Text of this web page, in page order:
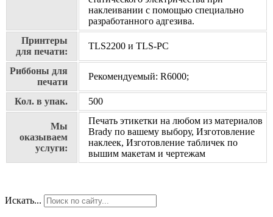
наклеивании с помощью специально
разработанного адгезива.
Принтеры
для печати:
TLS2200 и TLS-PC
Риббоны для
печати
Рекомендуемый: R6000;
Кол. в упак. 500
Мы
оказываем
услуги:
Печать этикетки на любом из материалов
Brady по вашему выбору, Изготовление
наклеек, Изготовление табличек по
вышим макетам и чертежам
Искать...